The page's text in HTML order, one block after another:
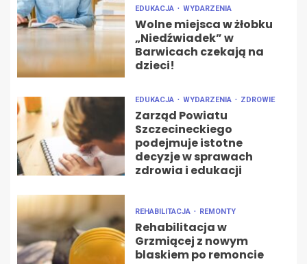
EDUKACJA WYDARZENIA
Wolne miejsca w żłobku
„Niedźwiadek” w
Barwicach czekają na
dzieci!
EDUKACJA WYDARZENIA ZDROWIE
Zarząd Powiatu
Szczecineckiego
podejmuje istotne
decyzje w sprawach
zdrowia i edukacji
REHABILITACJA REMONTY
Rehabilitacja w
Grzmiącej z nowym
blaskiem po remoncie